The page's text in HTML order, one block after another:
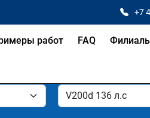
+7
работ FAQ